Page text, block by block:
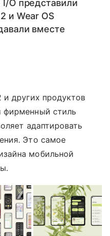
O представили
и Wear OS
вместе
и других продуктов
фирменный стиль
адаптировать
Это самое
мобильной